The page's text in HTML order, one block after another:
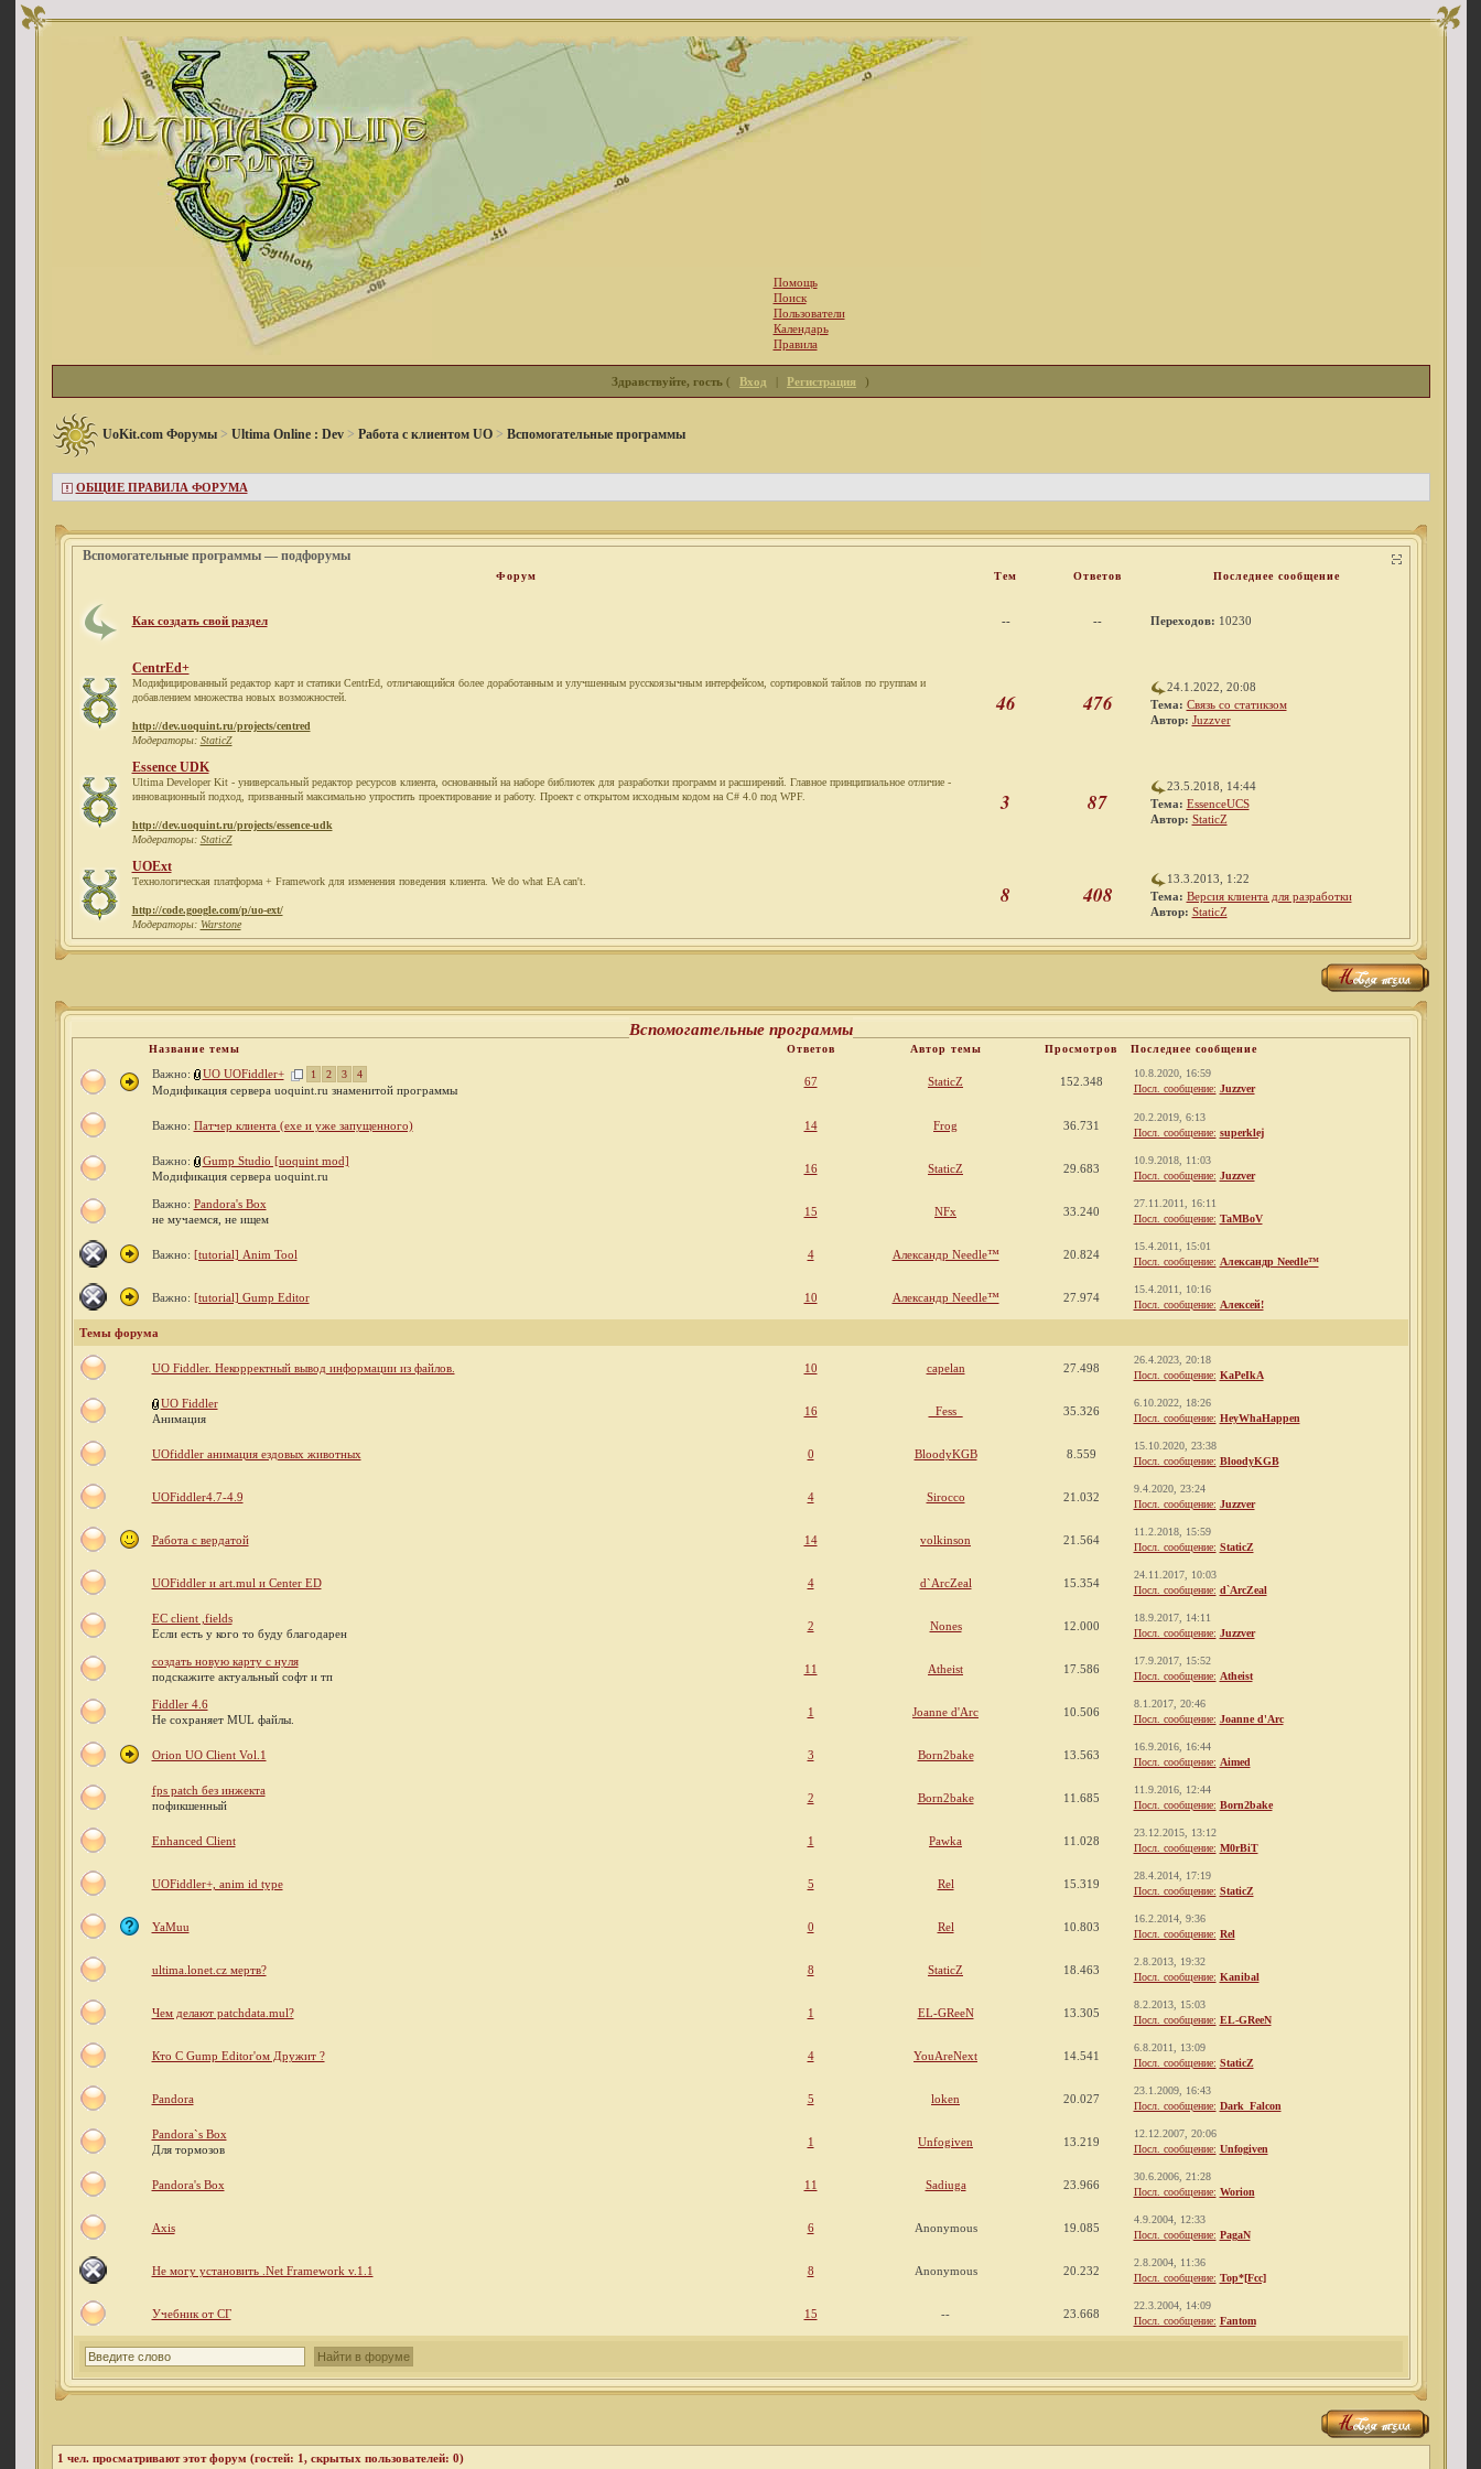
Помощь
Поиск
Пользователи
Календарь
Правила
Здравствуйте, гость ( Вход | Регистрация )
UoKit.com Форумы> Ultima Online : Dev> Работа с клиентом UO> Вспомогательные программы
ОБЩИЕ ПРАВИЛА ФОРУМА
Вспомогательные программы — подфорумы
Форум Тем Ответов Последнее сообщение
Как создать свой раздел -- -- Переходов: 10230
CentrEd+
Модифицированный редактор карт и статики CentrEd, отличающийся более доработанным и улучшенным русскоязычным интерфейсом, сортировкой тайлов по группам и
добавлением множества новых возможностей.
http://dev.uoquint.ru/projects/centred
Модераторы: StaticZ
46 476
24.1.2022, 20:08
Тема: Связь со статикзом
Автор: Juzzver
Essence UDK
Ultima Developer Kit - универсальный редактор ресурсов клиента, основанный на наборе библиотек для разработки программ и расширений. Главное принципиальное отличие -
инновационный подход, призванный максимально упростить проектирование и работу. Проект с открытом исходным кодом на C# 4.0 под WPF.
http://dev.uoquint.ru/projects/essence-udk
Модераторы: StaticZ
3 87
23.5.2018, 14:44
Тема: EssenceUCS
Автор: StaticZ
UOExt
Технологическая платформа + Framework для изменения поведения клиента. We do what EA can't.
http://code.google.com/p/uo-ext/
Модераторы: Warstone
8 408
13.3.2013, 1:22
Тема: Версия клиента для разработки
Автор: StaticZ
Вспомогательные программы
Название темы Ответов Автор темы Просмотров Последнее сообщение
Важно: UO UOFiddler+ 1 2 3 4
Модификация сервера uoquint.ru знаменитой программы
67 StaticZ 152.348
10.8.2020, 16:59
Посл. сообщение: Juzzver
Важно: Патчер клиента (ехе и уже запущенного) 14 Frog 36.731
20.2.2019, 6:13
Посл. сообщение: superklej
Важно:
Gump Studio [uoquint mod]
Модификация сервера uoquint.ru
16 StaticZ 29.683
10.9.2018, 11:03
Посл. сообщение: Juzzver
Важно: Pandora's Box
не мучаемся, не ищем
15 NFx 33.240
27.11.2011, 16:11
Посл. сообщение: TaMBoV
Важно: [tutorial] Anim Tool 4 Александр Needle™ 20.824
15.4.2011, 15:01
Посл. сообщение: Александр Needle™
Важно: [tutorial] Gump Editor 10 Александр Needle™ 27.974
15.4.2011, 10:16
Посл. сообщение: Алексей!
Темы форума
UO Fiddler. Некорректный вывод информации из файлов. 10 capelan 27.498
26.4.2023, 20:18
Посл. сообщение: KaPeIkA
UO Fiddler
Анимация
16 _Fess_ 35.326
6.10.2022, 18:26
Посл. сообщение: HeyWhaHappen
UOfiddler анимация ездовых животных 0 BloodyKGB 8.559
15.10.2020, 23:38
Посл. сообщение: BloodyKGB
UOFiddler4.7-4.9 4 Sirocco 21.032
9.4.2020, 23:24
Посл. сообщение: Juzzver
Работа с вердатой 14 volkinson 21.564
11.2.2018, 15:59
Посл. сообщение: StaticZ
UOFiddler и art.mul и Center ED 4 d`ArcZeal 15.354
24.11.2017, 10:03
Посл. сообщение: d`ArcZeal
EC client ,fields
Если есть у кого то буду благодарен
2 Nones 12.000
18.9.2017, 14:11
Посл. сообщение: Juzzver
создать новую карту с нуля
подскажите актуальный софт и тп
11 Atheist 17.586
17.9.2017, 15:52
Посл. сообщение: Atheist
Fiddler 4.6
Не сохраняет MUL файлы.
1 Joanne d'Arc 10.506
8.1.2017, 20:46
Посл. сообщение: Joanne d'Arc
Orion UO Client Vol.1 3 Born2bake 13.563
16.9.2016, 16:44
Посл. сообщение: Aimed
fps patch без инжекта
пофикшенный
2 Born2bake 11.685
11.9.2016, 12:44
Посл. сообщение: Born2bake
Enhanced Client 1 Pawka 11.028
23.12.2015, 13:12
Посл. сообщение: M0rBiT
UOFiddler+, anim id type 5 Rel 15.319
28.4.2014, 17:19
Посл. сообщение: StaticZ
YaMuu 0 Rel 10.803
16.2.2014, 9:36
Посл. сообщение: Rel
ultima.lonet.cz мертв? 8 StaticZ 18.463
2.8.2013, 19:32
Посл. сообщение: Kanibal
Чем делают patchdata.mul? 1 EL-GReeN 13.305
8.2.2013, 15:03
Посл. сообщение: EL-GReeN
Кто С Gump Editor'ом Дружит ? 4 YouAreNext 14.541
6.8.2011, 13:09
Посл. сообщение: StaticZ
Pandora 5 loken 20.027
23.1.2009, 16:43
Посл. сообщение: Dark_Falcon
Pandora`s Box
Для тормозов
1 Unfogiven 13.219
12.12.2007, 20:06
Посл. сообщение: Unfogiven
Pandora's Box 11 Sadiuga 23.966
30.6.2006, 21:28
Посл. сообщение: Worion
Axis 6 Anonymous 19.085
4.9.2004, 12:33
Посл. сообщение: PagaN
Не могу установить .Net Framework v.1.1 8 Anonymous 20.232
2.8.2004, 11:36
Посл. сообщение: Top*[Fcc]
Учебник от СГ 15 -- 23.668
22.3.2004, 14:09
Посл. сообщение: Fantom
1 чел. просматривают этот форум (гостей: 1, скрытых пользователей: 0)